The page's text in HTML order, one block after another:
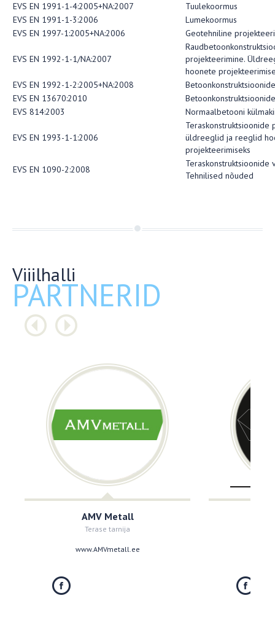
EVS EN 1991-1-4:2005+NA:2007
Tuulekoormus
EVS EN 1991-1-3:2006
Lumekoormus
EVS EN 1997-1:2005+NA:2006
Geotehniline
EVS EN 1992-1-1/NA:2007
projekteerimine.
hoonete
EVS EN 1992-1-2:2005+NA:2008
EVS EN 13670:2010
EVS 814:2003
Normaalbetooni
EVS EN 1993-1-1:2006
Teraskonstruktsioonide
üldreeglid ja reeglid
projekteerimiseks
EVS EN 1090-2:2008
Teraskonstruktsioonide
Tehnilised nõuded
Viiilhalli
PARTNERID
AMV Metall
Terase tarnija
www.AMVmetall.ee